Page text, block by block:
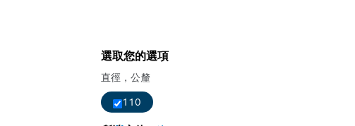
選取您的選項
直徑，公釐
110